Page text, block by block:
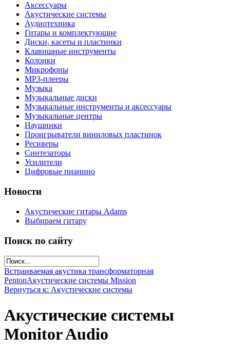
Аксессуары
Акустические системы
Аудиотехника
Гитары и комплектующие
Диски, касеты и пластинки
Клавишные инструменты
Колонки
Микрофоны
МР3-плееры
Музыка
Музыкальные диски
Музыкальные инструменты и аксессуары
Музыкальные центры
Наушники
Проигрыватели виниловых пластинок
Ресиверы
Синтезаторы
Усилители
Цифровые пианино
Новости
Акустические гитары Adams
Выбираем гитару
Поиск по сайту
Встраиваемая акустика трансформаторная
PentonАкустические системы Mission
Вернуться к: Акустические системы
Акустические системы
Monitor Audio